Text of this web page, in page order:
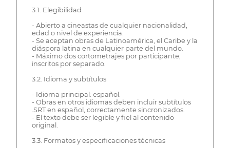
3.1. Elegibilidad
- Abierto a cineastas de cualquier nacionalidad,
edad o nivel de experiencia.
- Se aceptan obras de Latinoamérica, el Caribe y la
diáspora latina en cualquier parte del mundo.
- Máximo dos cortometrajes por participante,
inscritos por separado.
3.2. Idioma y subtítulos
- Idioma principal: español.
- Obras en otros idiomas deben incluir subtítulos
.SRT en español, correctamente sincronizados.
- El texto debe ser legible y fiel al contenido
original.
3.3. Formatos y especificaciones técnicas